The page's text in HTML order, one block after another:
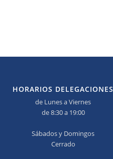
HORARIOS DELEGACIONES
de Lunes a Viernes
de 8:30 a 19:00
Sábados y Domingos
Cerrado